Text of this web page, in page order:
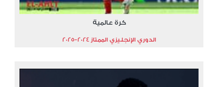
كرة عالمية
الدوري الإنجليزي الممتاز 2024-2025